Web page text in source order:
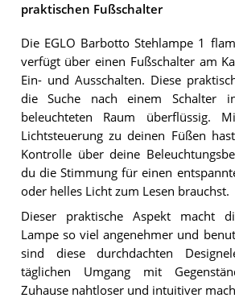
praktischen Fußschalter
Die EGLO Barbotto Stehlampe 1
verfügt über einen Fußschalter am
Ein- und Ausschalten. Diese
die Suche nach einem Schalter
beleuchteten Raum überflüssig.
Lichtsteuerung zu deinen Füßen
Kontrolle über deine
du die Stimmung für einen
oder helles Licht zum Lesen brauchst.
Dieser praktische Aspekt macht
Lampe so viel angenehmer und
sind diese durchdachten
täglichen Umgang mit
Zuhause nahtloser und intuitiver